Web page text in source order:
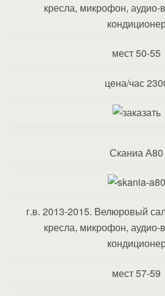
кресла, микрофон, аудио-
мест 50-55
цена/час
Сканиа А80
г.в. 2013-2015. Велюровый
кресла, микрофон, аудио-
мест 57-59